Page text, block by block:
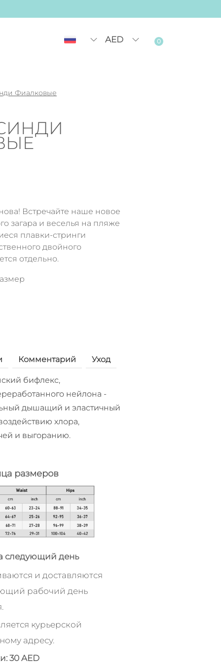
AED 0
Фиалковые
Встречайте наше новое
загара и веселья на пляже
плавки-стринги
двойного
отдельно.
Комментарий Уход
бифлекс,
нейлона -
дышащий и эластичный
хлора,
и выгоранию.
размеров
следующий день
и доставляются
рабочий день
курьерской
адресу.
30 AED